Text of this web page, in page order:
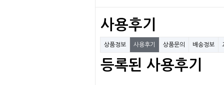
사용후기
상품정보 사용후기 상품문의 배송정보
등록된 사용후기